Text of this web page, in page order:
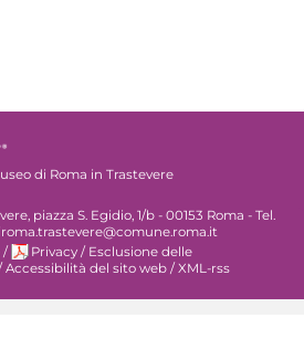
di Roma in Trastevere
piazza S. Egidio, 1/b - 00153 Roma - Tel.
/ Privacy / Esclusione delle
Accessibilità del sito web /XML-rss